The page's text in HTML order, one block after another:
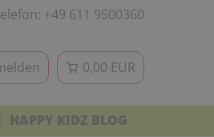
+49 611 9500360
0,00 EUR
HAPPY KIDZ BLOG